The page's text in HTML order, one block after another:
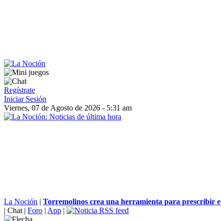
Regístrate
Iniciar Sesión
Viernes, 07 de Agosto de 2026 - 5:31 am
La Noción | Torremolinos crea una herramienta para prescribir
| Chat | Foro | App |